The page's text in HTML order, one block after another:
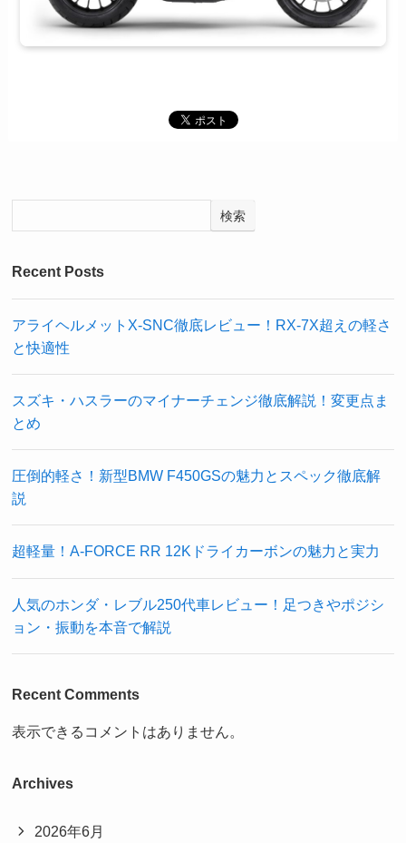
検索
Recent Posts
アライヘルメットX-SNC徹底レビュー！RX-7X超えの軽さ
と快適性
スズキ・ハスラーのマイナーチェンジ徹底解説！変更点ま
とめ
圧倒的軽さ！新型BMW F450GSの魅力とスペック徹底解
説
超軽量！A-FORCE RR 12Kドライカーボンの魅力と実力
人気のホンダ・レブル250代車レビュー！足つきやポジシ
ョン・振動を本音で解説
Recent Comments
表示できるコメントはありません。
Archives
2026年6月